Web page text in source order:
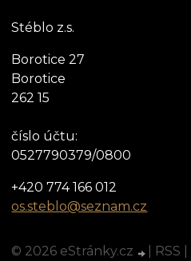
Stéblo z.s.
Borotice 27
Borotice
262 15
číslo účtu:
0527790379/0800
+420 774 166 012
os.steblo@seznam.cz
© 2026 eStránky.cz RSS